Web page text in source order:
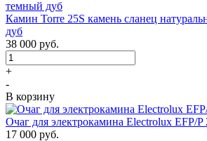
Камин Torre 25S камень сланец
дуб
38 000 руб.
+
-
В корзину
Очаг для электрокамина Electrolux EFP/P
17 000 руб.